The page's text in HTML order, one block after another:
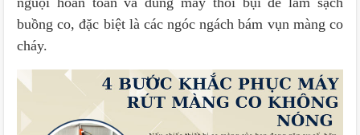
buồng co, đặc biệt là các ngóc ngách bám vụn màng co
cháy.